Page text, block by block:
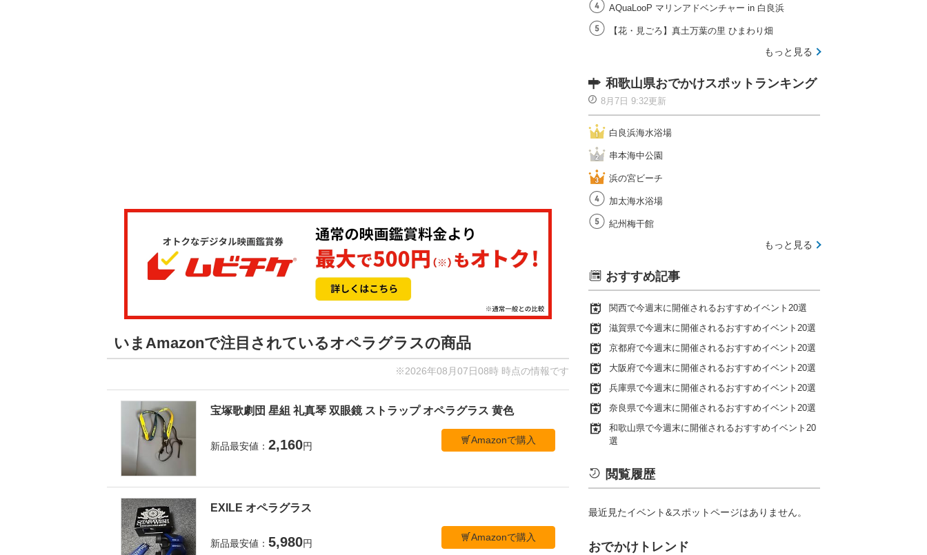
いまAmazonで注目されているオペラグラスの商品
※2026年08月07日08時 時点の情報です
宝塚歌劇団 星組 礼真琴 双眼鏡 ストラップ オペラグラス 黄色
新品最安値： 2,160円
Amazonで購入
EXILE オペラグラス
新品最安値： 5,980円
Amazonで購入
AQuaLooP マリンアドベンチャー in 白良浜
【花・見ごろ】真土万葉の里 ひまわり畑
もっと見る
和歌山県おでかけスポットランキング
8月7日 9:32更新
白良浜海水浴場
串本海中公園
浜の宮ビーチ
加太海水浴場
紀州梅干館
もっと見る
おすすめ記事
関西で今週末に開催されるおすすめイベント20選
滋賀県で今週末に開催されるおすすめイベント20選
京都府で今週末に開催されるおすすめイベント20選
大阪府で今週末に開催されるおすすめイベント20選
兵庫県で今週末に開催されるおすすめイベント20選
奈良県で今週末に開催されるおすすめイベント20選
和歌山県で今週末に開催されるおすすめイベント20
選
閲覧履歴
最近見たイベント&スポットページはありません。
おでかけトレンド